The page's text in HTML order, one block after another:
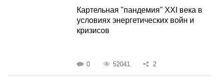
Картельная "пандемия" XXI века в
условиях энергетических войн и
кризисов
0 52041 2